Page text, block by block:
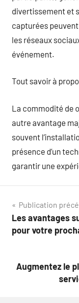
divertissement et
capturées
les réseaux
événement.
Tout savoir à
La commodité de
autre avantage
souvent
présence d’un
garantir une
Navigation
de
Publication
Les avantages
pour votre
Augmentez le